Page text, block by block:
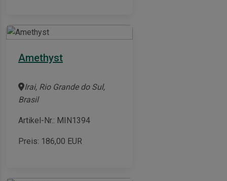
Amethyst
Irai, Rio Grande do Sul,
Brasil
Artikel-Nr.: MIN1394
Preis: 186,00 EUR